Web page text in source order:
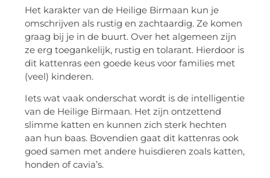
Het karakter van de Heilige Birmaan kun je
omschrijven als rustig en zachtaardig. Ze komen
graag bij je in de buurt. Over het algemeen zijn
ze erg toegankelijk, rustig en tolarant. Hierdoor is
dit kattenras een goede keus voor families met
(veel) kinderen.
Iets wat vaak onderschat wordt is de intelligentie
van de Heilige Birmaan. Het zijn ontzettend
slimme katten en kunnen zich sterk hechten
aan hun baas. Bovendien gaat dit kattenras ook
goed samen met andere huisdieren zoals katten,
honden of cavia’s.